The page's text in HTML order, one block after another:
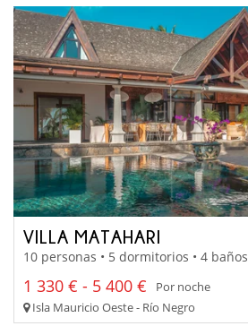
VILLA MATAHARI
10 personas • 5 dormitorios • 4 baños
1 330 € - 5 400 €
Por noche
Isla Mauricio Oeste - Río Negro